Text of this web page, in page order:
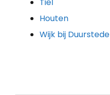
Houten
Wijk bij Duurstede